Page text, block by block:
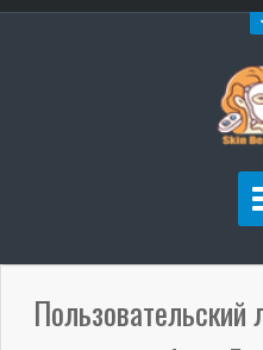
Пользовательский